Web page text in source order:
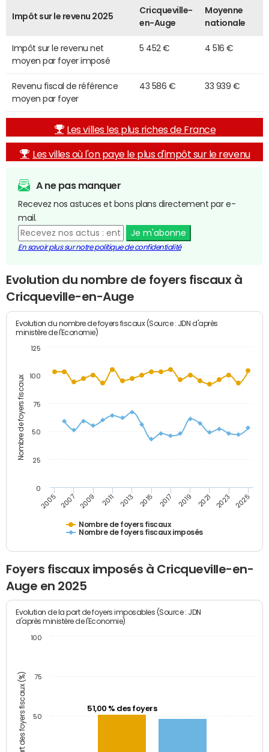
Impôt sur le revenu 2025
Cricqueville-
en-Auge
Moyenne
nationale
Impôt sur le revenu net
moyen par foyer imposé
5 452 € 4 516 €
Revenu fiscal de référence
moyen par foyer
43 586 € 33 939 €
Les villes les plus riches de France
Les villes où l'on paye le plus d'impôt sur le revenu
A ne pas manquer
Recevez nos astuces et bons plans directement par e-
mail.
Je m'abonne
En savoir plus sur notre politique de confidentialité
Evolution du nombre de foyers fiscaux à
Cricqueville-en-Auge
Nombre de foyers fiscaux
Evolution du nombre de foyers fiscaux (Source : JDN d'après
ministère de l'Economie)
Nombre de foyers fiscaux
Nombre de foyers fiscaux imposés
2005 2007 2009 2011 2013 2015 2017 2019 2021 2023 2025
0
25
50
75
100
125
Foyers fiscaux imposés à Cricqueville-en-
Auge en 2025
Part des foyers fiscaux (%)
Evolution de la part de foyers imposables (Source : JDN
d'après ministère de l'Economie)
51,00 % des foyers
50
75
100